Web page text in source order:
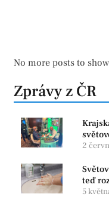
No more posts to show
Zprávy z ČR
2
teď
rukou
5